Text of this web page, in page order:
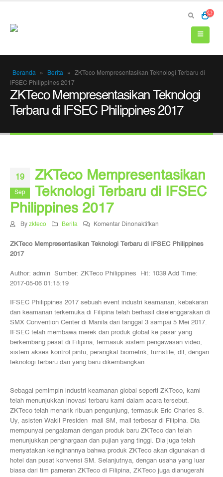
Beranda » Berita »
ZKTeco Mempresentasikan Teknologi Terbaru di
IFSEC Philippines 2017
ZKTeco Mempresentasikan Teknologi
Terbaru di IFSEC Philippines 2017
19
Sep
ZKTeco Mempresentasikan
Teknologi Terbaru di IFSEC
Philippines 2017
By zkteco Berita Komentar Dinonaktifkan
Mempresentasikan
di
2017
ZKTeco Mempresentasikan Teknologi Terbaru di IFSEC Philippines
2017
Author: admin Sumber: ZKTeco Philippines Hit: 1039 Add Time:
2017-05-06 01:15:19
IFSEC Philippines 2017 sebuah event industri keamanan, kebakaran
dan keamanan terkemuka di Filipina telah berhasil diselenggarakan di
SMX Convention Center di Manila dari tanggal 3 sampai 5 Mei 2017.
IFSEC telah membawa merek dan produk global ke pasar yang
berkembang pesat di Filipina, termasuk sistem pengawasan video,
sistem akses kontrol pintu, perangkat biometrik, turnstile, dll, dengan
teknologi terbaru dan yang baru dikembangkan.
Sebagai pemimpin industri keamanan global seperti ZKTeco, kami
telah menunjukkan inovasi terbaru kami dalam acara tersebut.
ZKTeco telah menarik ribuan pengunjung, termasuk Eric Charles S.
Uy, asisten Wakil Presiden mall SM, mall terbesar di Filipina. Dia
mempunyai pengalaman dengan produk baru ZKTeco dan telah
menunjukkan penghargaan dan pujian yang tinggi. Dia juga telah
menyatakan keinginannya bahwa produk ZKTeco akan digunakan di
hotel dan pusat konvensi SM. Selanjutnya, dengan usaha yang luar
biasa dari tim pameran ZKTeco di Filipina, ZKTeco juga dianugerahi